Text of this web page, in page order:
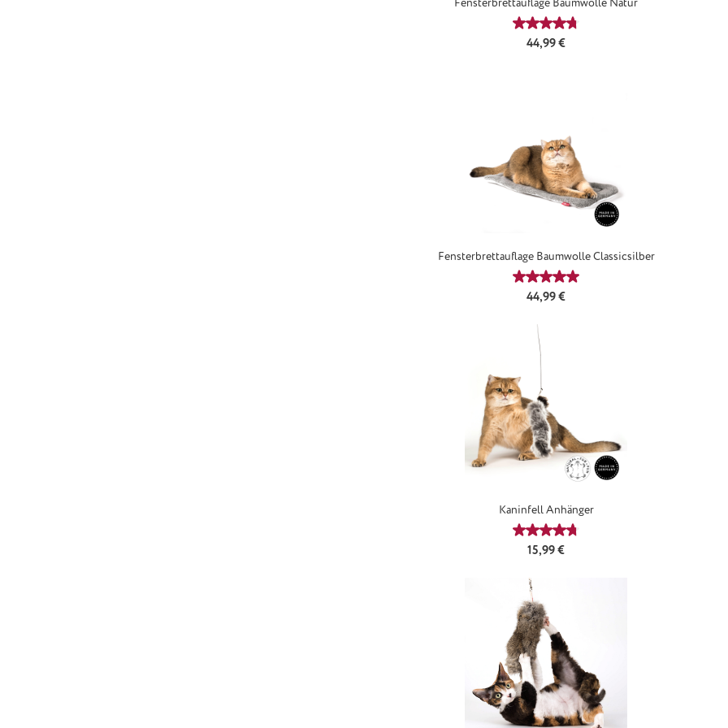
Fensterbrettauflage Baumwolle Natur
Durchschnittliche Bewertung von
Regulärer Preis:
44,99 €
Fensterbrettauflage Baumwolle Classicsilber
Durchschnittliche Bewertung von 5
Regulärer Preis:
44,99 €
Kaninfell Anhänger
Durchschnittliche Bewertung von
Regulärer Preis:
15,99 €